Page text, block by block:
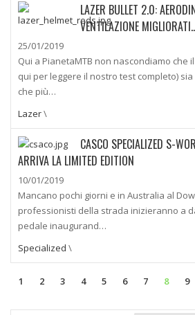
LAZER BULLET 2.0:
VENTILAZIONE
25/01/2019
Qui a PianetaMTB non nascondiamo che
qui per leggere il nostro test completo)
che più…
Lazer\
CASCO SPECIALIZED S-
ARRIVA LA LIMITED EDITION
10/01/2019
Mancano pochi giorni e in Australia al
professionisti della strada inizieranno a
pedale inaugurand…
Specialized \
1 2 3 4 5 6 7 8 9